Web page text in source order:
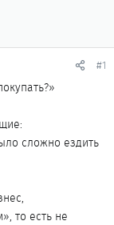
#1
сложно ездить
то есть не